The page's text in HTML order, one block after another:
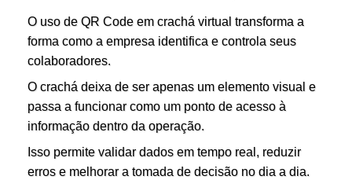
O uso de QR Code em crachá virtual transforma a
forma como a empresa identifica e controla seus
colaboradores.
O crachá deixa de ser apenas um elemento visual e
passa a funcionar como um ponto de acesso à
informação dentro da operação.
Isso permite validar dados em tempo real, reduzir
erros e melhorar a tomada de decisão no dia a dia.